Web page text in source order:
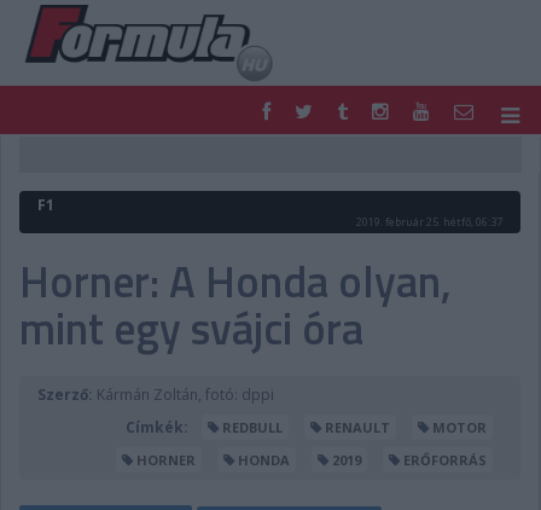
FORMULA
MOTOR
PODCAST
SHOP
TIPPJÁTÉK
DIGITÁLIS MAGAZIN
PONTÁLLÁSOK
F1
2019. február 25. hétfő, 06:37
Horner: A Honda olyan,
mint egy svájci óra
Szerző: Kármán Zoltán, fotó: dppi
Címkék:
REDBULL RENAULT
MOTOR
HORNER
HONDA 2019 ERŐFORRÁS